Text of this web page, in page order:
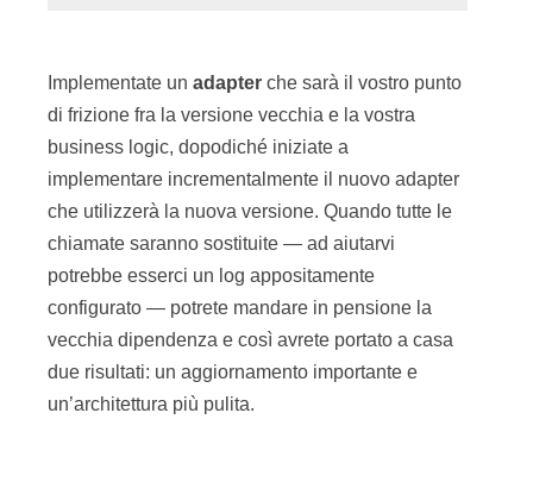
Implementate un adapter che sarà il vostro punto
di frizione fra la versione vecchia e la vostra
business logic, dopodiché iniziate a
implementare incrementalmente il nuovo adapter
che utilizzerà la nuova versione. Quando tutte le
chiamate saranno sostituite — ad aiutarvi
potrebbe esserci un log appositamente
configurato — potrete mandare in pensione la
vecchia dipendenza e così avrete portato a casa
due risultati: un aggiornamento importante e
un’architettura più pulita.